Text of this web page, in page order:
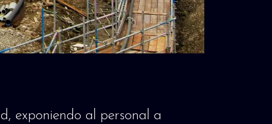
exponiendo al personal a